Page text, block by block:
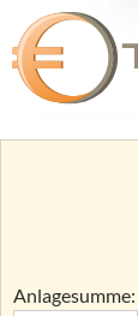
Zum
Anlagesumme: